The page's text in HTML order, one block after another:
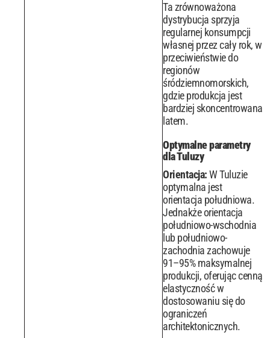
Ta zrównoważona
dystrybucja sprzyja
regularnej konsumpcji
własnej przez cały rok, w
przeciwieństwie do
regionów
śródziemnomorskich,
gdzie produkcja jest
bardziej skoncentrowana
latem.
Optymalne parametry
dla Tuluzy
Orientacja:W Tuluzie
optymalna jest
orientacja południowa.
Jednakże orientacja
południowo-wschodnia
lub południowo-
zachodnia zachowuje
91–95% maksymalnej
produkcji, oferując cenną
elastyczność w
dostosowaniu się do
ograniczeń
architektonicznych.